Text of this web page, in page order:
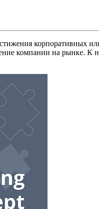
корпоративных
компании на рынке. К